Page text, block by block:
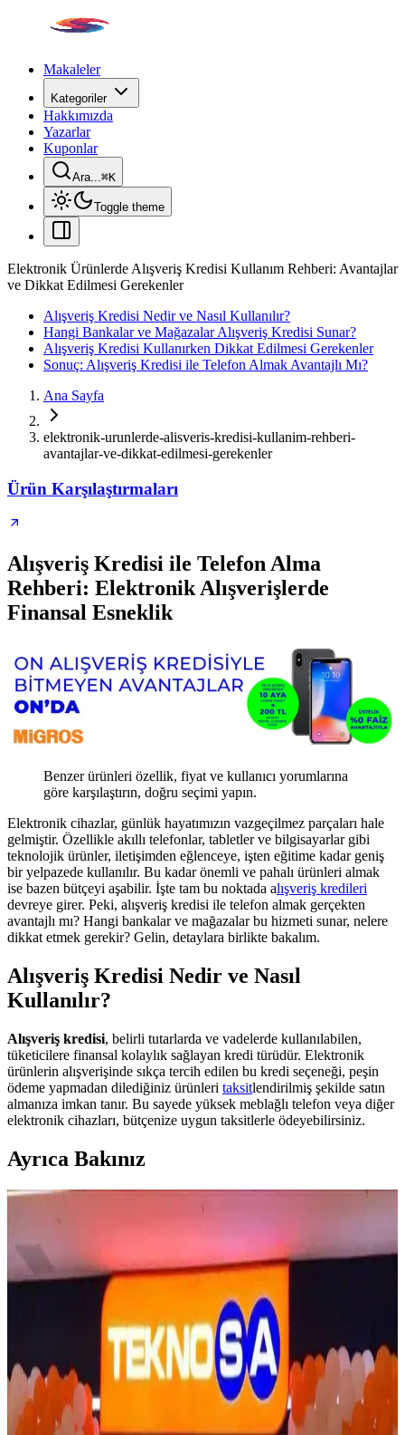
Makaleler
Kategoriler
Hakkımızda
Yazarlar
Kuponlar
Ara...⌘K
Toggle theme
Elektronik Ürünlerde Alışveriş Kredisi Kullanım Rehberi: Avantajlar
ve Dikkat Edilmesi Gerekenler
Alışveriş Kredisi Nedir ve Nasıl Kullanılır?
Hangi Bankalar ve Mağazalar Alışveriş Kredisi Sunar?
Alışveriş Kredisi Kullanırken Dikkat Edilmesi Gerekenler
Sonuç: Alışveriş Kredisi ile Telefon Almak Avantajlı Mı?
Ana Sayfa
elektronik-urunlerde-alisveris-kredisi-kullanim-rehberi-
avantajlar-ve-dikkat-edilmesi-gerekenler
Ürün Karşılaştırmaları
Alışveriş Kredisi ile Telefon Alma
Rehberi: Elektronik Alışverişlerde
Finansal Esneklik
Benzer ürünleri özellik, fiyat ve kullanıcı yorumlarına
göre karşılaştırın, doğru seçimi yapın.
Elektronik cihazlar, günlük hayatımızın vazgeçilmez parçaları hale
gelmiştir. Özellikle akıllı telefonlar, tabletler ve bilgisayarlar gibi
teknolojik ürünler, iletişimden eğlenceye, işten eğitime kadar geniş
bir yelpazede kullanılır. Bu kadar önemli ve pahalı ürünleri almak
ise bazen bütçeyi aşabilir. İşte tam bu noktada alışveriş kredileri
devreye girer. Peki, alışveriş kredisi ile telefon almak gerçekten
avantajlı mı? Hangi bankalar ve mağazalar bu hizmeti sunar, nelere
dikkat etmek gerekir? Gelin, detaylara birlikte bakalım.
Alışveriş Kredisi Nedir ve Nasıl
Kullanılır?
Alışveriş kredisi, belirli tutarlarda ve vadelerde kullanılabilen,
tüketicilere finansal kolaylık sağlayan kredi türüdür. Elektronik
ürünlerin alışverişinde sıkça tercih edilen bu kredi seçeneği, peşin
ödeme yapmadan dilediğiniz ürünleri taksitlendirilmiş şekilde satın
almanıza imkan tanır. Bu sayede yüksek meblağlı telefon veya diğer
elektronik cihazları, bütçenize uygun taksitlerle ödeyebilirsiniz.
Ayrıca Bakınız
Teknosa'da 2025'te Elektronik Alışverişinde Taksit
Teknosa'nın 2025 taksit avantajlarıyla elektronik alışverişinizi
kolaylaştırın. Detayları öğrenin, fırsatları kaçırmayın! Hemen
Elektronik ve Aksesuarlar İçin Alışveriş Kredisi
Kullanım Rehberi 2025
2025 yılında elektronik ve aksesuarlar için alışveriş kredisi
kullanırken faiz oranlarına, kampanyalara ve ödeme planlarına
dikkat edin. En uygun seçeneklerle teknolojik ürünlere ulaşın.